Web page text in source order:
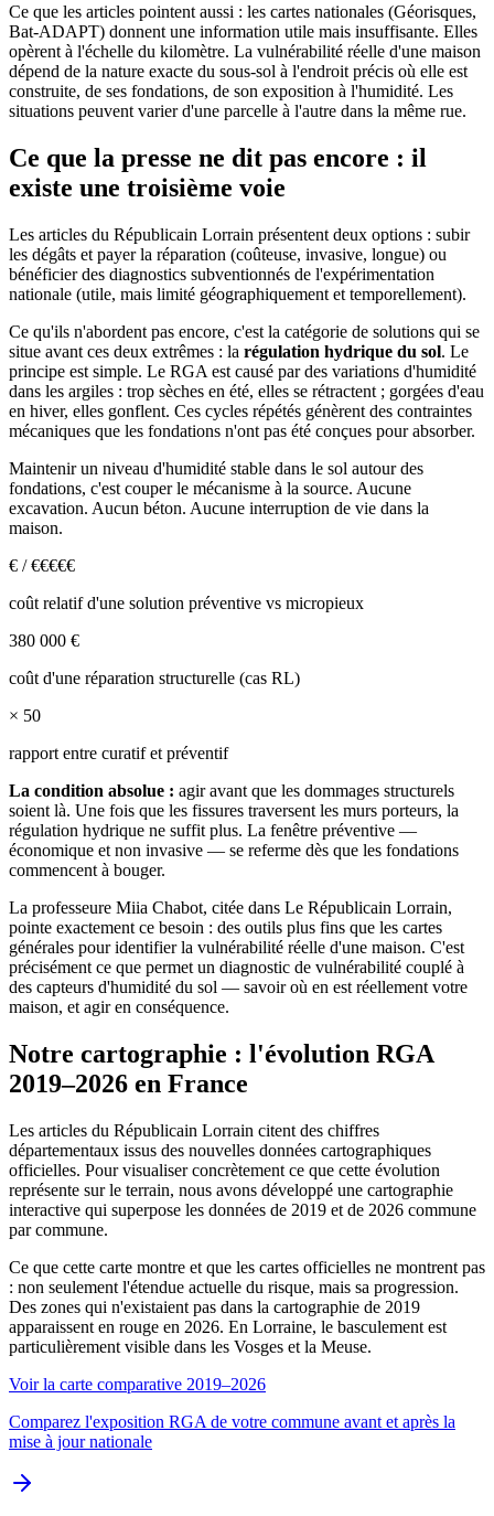
Ce que les articles pointent aussi : les cartes nationales (Géorisques,
Bat-ADAPT) donnent une information utile mais insuffisante. Elles
opèrent à l'échelle du kilomètre. La vulnérabilité réelle d'une maison
dépend de la nature exacte du sous-sol à l'endroit précis où elle est
construite, de ses fondations, de son exposition à l'humidité. Les
situations peuvent varier d'une parcelle à l'autre dans la même rue.
Ce que la presse ne dit pas encore : il
existe une troisième voie
Les articles du Républicain Lorrain présentent deux options : subir
les dégâts et payer la réparation (coûteuse, invasive, longue) ou
bénéficier des diagnostics subventionnés de l'expérimentation
nationale (utile, mais limité géographiquement et temporellement).
Ce qu'ils n'abordent pas encore, c'est la catégorie de solutions qui se
situe avant ces deux extrêmes : la régulation hydrique du sol. Le
principe est simple. Le RGA est causé par des variations d'humidité
dans les argiles : trop sèches en été, elles se rétractent ; gorgées d'eau
en hiver, elles gonflent. Ces cycles répétés génèrent des contraintes
mécaniques que les fondations n'ont pas été conçues pour absorber.
Maintenir un niveau d'humidité stable dans le sol autour des
fondations, c'est couper le mécanisme à la source. Aucune
excavation. Aucun béton. Aucune interruption de vie dans la
maison.
€ / €€€€€
coût relatif d'une solution préventive vs micropieux
380 000 €
coût d'une réparation structurelle (cas RL)
× 50
rapport entre curatif et préventif
La condition absolue : agir avant que les dommages structurels
soient là. Une fois que les fissures traversent les murs porteurs, la
régulation hydrique ne suffit plus. La fenêtre préventive —
économique et non invasive — se referme dès que les fondations
commencent à bouger.
La professeure Miia Chabot, citée dans Le Républicain Lorrain,
pointe exactement ce besoin : des outils plus fins que les cartes
générales pour identifier la vulnérabilité réelle d'une maison. C'est
précisément ce que permet un diagnostic de vulnérabilité couplé à
des capteurs d'humidité du sol — savoir où en est réellement votre
maison, et agir en conséquence.
Notre cartographie : l'évolution RGA
2019–2026 en France
Les articles du Républicain Lorrain citent des chiffres
départementaux issus des nouvelles données cartographiques
officielles. Pour visualiser concrètement ce que cette évolution
représente sur le terrain, nous avons développé une cartographie
interactive qui superpose les données de 2019 et de 2026 commune
par commune.
Ce que cette carte montre et que les cartes officielles ne montrent pas
: non seulement l'étendue actuelle du risque, mais sa progression.
Des zones qui n'existaient pas dans la cartographie de 2019
apparaissent en rouge en 2026. En Lorraine, le basculement est
particulièrement visible dans les Vosges et la Meuse.
Voir la carte comparative 2019–2026
Comparez l'exposition RGA de votre commune avant et après la
mise à jour nationale